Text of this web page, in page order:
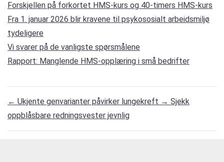
Forskjellen på forkortet HMS-kurs og 40-timers HMS-kurs
Fra 1. januar 2026 blir kravene til psykososialt arbeidsmiljø
tydeligere
Vi svarer på de vanligste spørsmålene
Rapport: Manglende HMS-opplæring i små bedrifter
← Ukjente genvarianter påvirker lungekreft → Sjekk
oppblåsbare redningsvester jevnlig